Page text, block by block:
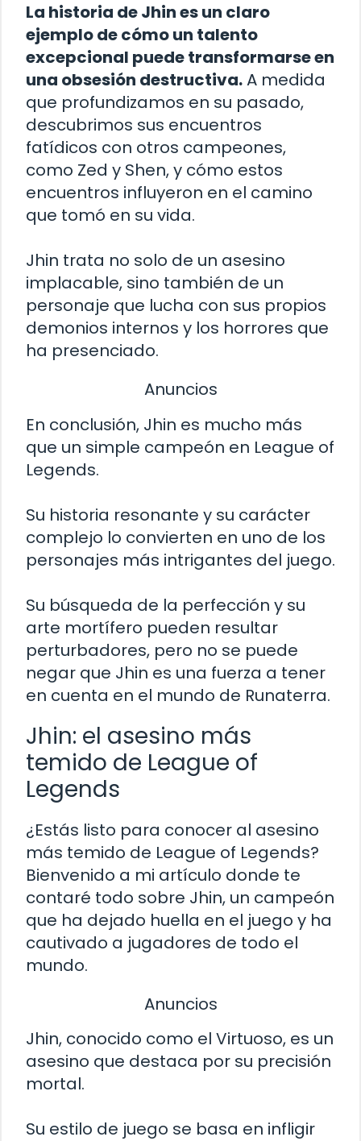
La historia de Jhin es un claro
ejemplo de cómo un talento
excepcional puede transformarse en
una obsesión destructiva.A medida
que profundizamos en su pasado,
descubrimos sus encuentros
fatídicos con otros campeones,
como Zed y Shen, y cómo estos
encuentros influyeron en el camino
que tomó en su vida.
Jhin trata no solo de un asesino
implacable, sino también de un
personaje que lucha con sus propios
demonios internos y los horrores que
ha presenciado.
Anuncios
En conclusión, Jhin es mucho más
que un simple campeón en League of
Legends.
Su historia resonante y su carácter
complejo lo convierten en uno de los
personajes más intrigantes del juego.
Su búsqueda de la perfección y su
arte mortífero pueden resultar
perturbadores, pero no se puede
negar que Jhin es una fuerza a tener
en cuenta en el mundo de Runaterra.
Jhin: el asesino más
temido de League of
Legends
¿Estás listo para conocer al asesino
más temido de League of Legends?
Bienvenido a mi artículo donde te
contaré todo sobre Jhin, un campeón
que ha dejado huella en el juego y ha
cautivado a jugadores de todo el
mundo.
Anuncios
Jhin, conocido como el Virtuoso, es un
asesino que destaca por su precisión
mortal.
Su estilo de juego se basa en infligir